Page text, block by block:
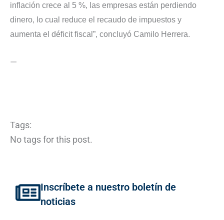
inflación crece al 5 %, las empresas están perdiendo
dinero, lo cual reduce el recaudo de impuestos y
aumenta el déficit fiscal”, concluyó Camilo Herrera.
—
Tags:
No tags for this post.
Inscríbete a nuestro boletín de
noticias